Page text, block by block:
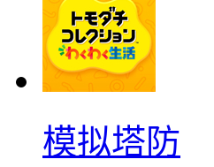
模拟塔防